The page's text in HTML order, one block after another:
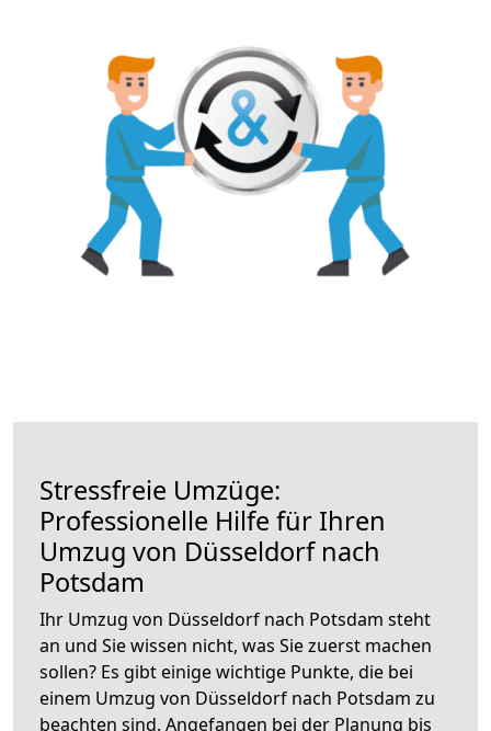
Stressfreie Umzüge:
Professionelle Hilfe für Ihren
Umzug von Düsseldorf nach
Potsdam
Ihr Umzug von Düsseldorf nach Potsdam steht
an und Sie wissen nicht, was Sie zuerst machen
sollen? Es gibt einige wichtige Punkte, die bei
einem Umzug von Düsseldorf nach Potsdam zu
beachten sind. Angefangen bei der Planung bis